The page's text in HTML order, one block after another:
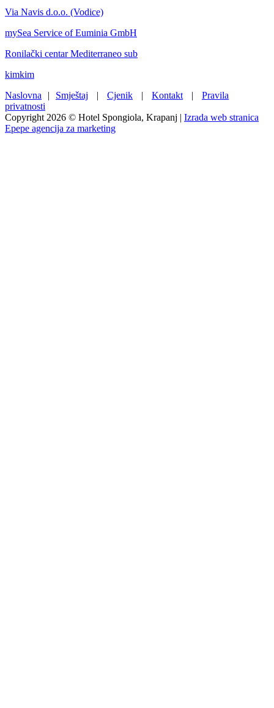
Via Navis d.o.o. (Vodice)
mySea Service of Euminia GmbH
Ronilački centar Mediterraneo sub
kimkim
Naslovna
| Smještaj | Cjenik | Kontakt |
Pravila
privatnosti
Copyright 2026 © Hotel Spongiola, Krapanj | Izrada web stranica
Epepe agencija za marketing